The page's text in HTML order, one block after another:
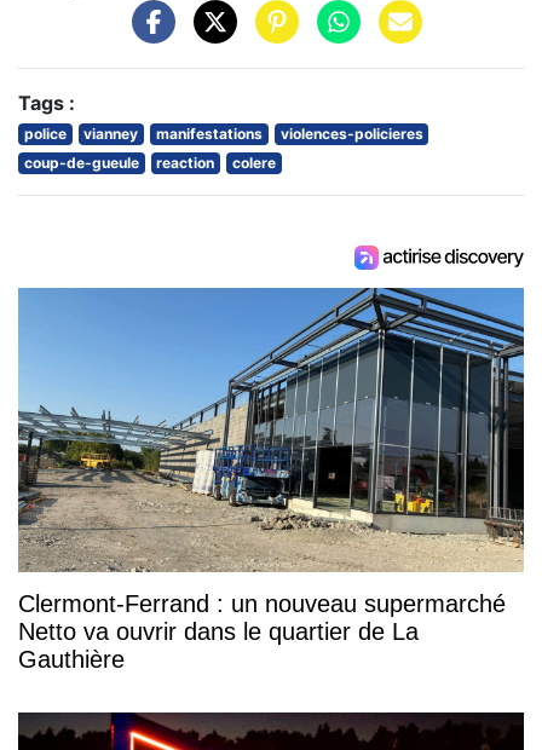
Tags :
police vianney manifestations
violences-policieres
coup-de-gueule
reaction colere
Clermont-Ferrand : un nouveau supermarché
Netto va ouvrir dans le quartier de La
Gauthière